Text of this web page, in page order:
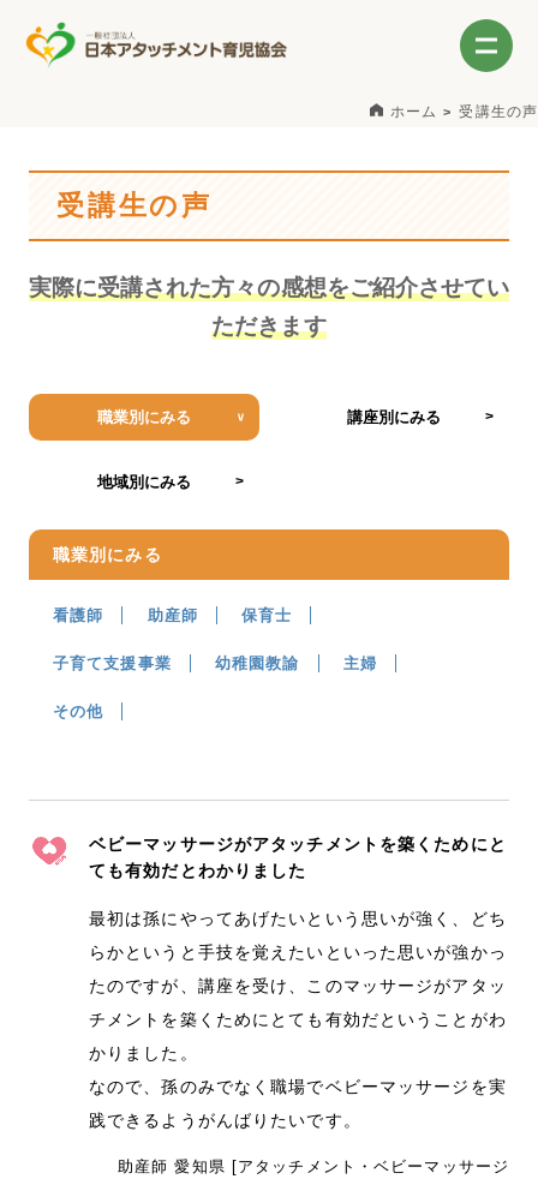
ホーム 受講生の声
受講生の声
実際に受講された方々の感想をご紹介させてい
ただきます
職業別にみる 講座別にみる
地域別にみる
職業別にみる
看護師 助産師 保育士
子育て支援事業 幼稚園教諭 主婦
その他
ベビーマッサージがアタッチメントを築くためにと
ても有効だとわかりました
最初は孫にやってあげたいという思いが強く、どち
らかというと手技を覚えたいといった思いが強かっ
たのですが、講座を受け、このマッサージがアタッ
チメントを築くためにとても有効だということがわ
かりました。
なので、孫のみでなく職場でベビーマッサージを実
践できるようがんばりたいです。
助産師 愛知県 [アタッチメント・ベビーマッサージ